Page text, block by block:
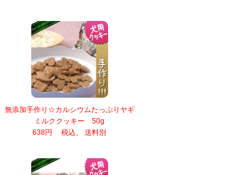
無添加手作り☆カルシウムたっぷりヤギ
ミルククッキー 50g
638円 税込、 送料別